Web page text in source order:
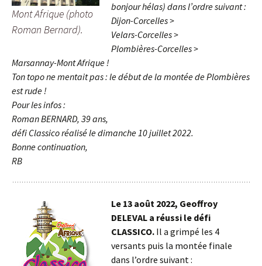
Mont Afrique (photo
Roman Bernard).
bonjour hélas) dans l’ordre suivant :
Dijon-Corcelles >
Velars-Corcelles >
Plombières-Corcelles >
Marsannay-Mont Afrique !
Ton topo ne mentait pas : le début de la montée de Plombières
est rude !
Pour les infos :
Roman BERNARD, 39 ans,
défi Classico réalisé le dimanche 10 juillet 2022.
Bonne continuation,
RB
Le 13 août 2022, Geoffroy
DELEVAL a réussi le défi
CLASSICO. Il a grimpé les 4
versants puis la montée finale
dans l’ordre suivant :